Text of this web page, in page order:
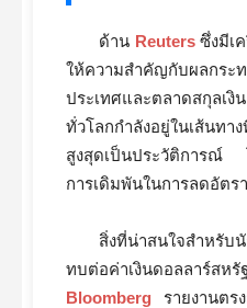
ด้าน Reutersซึ่งมีเค
ให้ความสำคัญกับผลกระ
ประเทศและตลาดสกุลเงิ
ทั่วโลกกำลังอยู่ในเส้นท
สูงสุดเป็นประวัติการณ์
การเดิมพันในการลดอัตร
สิ่งที่น่าสนใจสำหรับ
ทบต่อค่าเงินดอลลาร์ส
Bloomberg รายงานตร